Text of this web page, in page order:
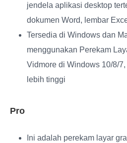
jendela aplikasi desktop
dokumen Word, lembar
Tersedia di Windows dan
menggunakan Perekam
Vidmore di Windows 10/8/
lebih tinggi
Pro
Ini adalah perekam layar